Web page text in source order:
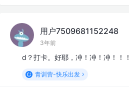
用户7509681152248
3年前
d？打卡。好耶，冲！冲！冲！！！
青训营-快乐出发